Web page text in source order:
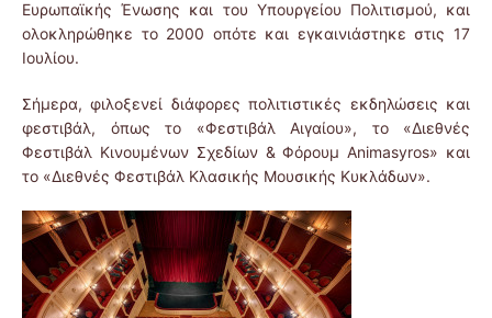
Ευρωπαϊκής Ένωσης και του Υπουργείου Πολιτισμού, και
ολοκληρώθηκε το 2000 οπότε και εγκαινιάστηκε στις 17
Ιουλίου.
Σήμερα, φιλοξενεί διάφορες πολιτιστικές εκδηλώσεις και
φεστιβάλ, όπως τo «Φεστιβάλ Αιγαίου», το «Διεθνές
Φεστιβάλ Κινουμένων Σχεδίων & Φόρουμ Animasyros» και
το «Διεθνές Φεστιβάλ Κλασικής Μουσικής Κυκλάδων».